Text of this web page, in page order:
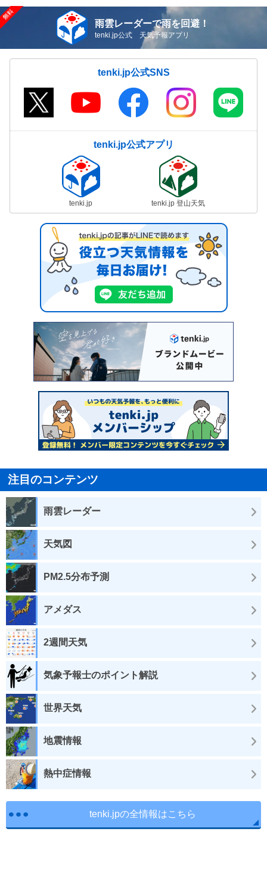
雨雲レーダーで雨を回避！
tenki.jp公式 天気予報アプリ
tenki.jp公式SNS
tenki.jp公式アプリ
tenki.jp tenki.jp 登山天気
注目のコンテンツ
雨雲レーダー
天気図
PM2.5分布予測
アメダス
2週間天気
気象予報士のポイント解説
世界天気
地震情報
熱中症情報
tenki.jpの全情報はこちら